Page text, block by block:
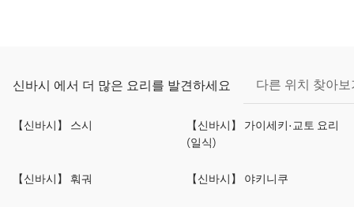
신바시 에서 더 많은 요리를 발견하세요 다른 위치 찾아보
【신바시】 스시
【신바시】 가이세키·교토 요리
(일식)
【신바시】 훠궈 【신바시】 야키니쿠